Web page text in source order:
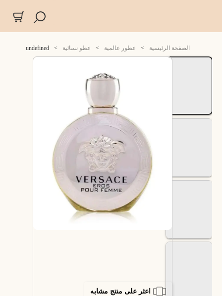
الصفحة الرئيسية > عطور عالمية > عطو نسائية >
undefined
اعثر على منتج مشابه